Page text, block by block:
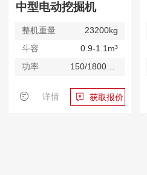
中型电动挖掘机
整机重量
23200kg
斗容
0.9-1.1m³
功率
150/1800kW/rpm
详情 获取报价